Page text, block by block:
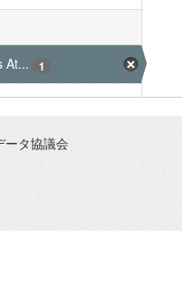
At...
1
ータ協議会